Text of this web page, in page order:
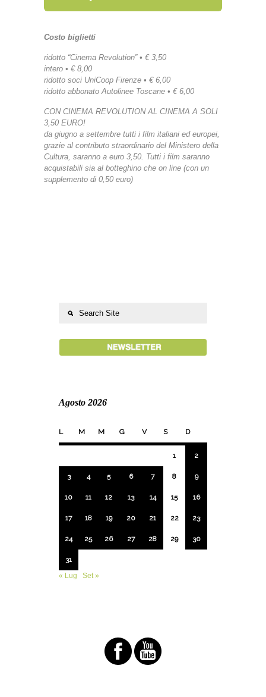
Costo biglietti
ridotto “Cinema Revolution” • € 3,50
intero • € 8,00
ridotto soci UniCoop Firenze • € 6,00
ridotto abbonato Autolinee Toscane • € 6,00
CON CINEMA REVOLUTION AL CINEMA A SOLI
3,50 EURO!
da giugno a settembre tutti i film italiani ed europei,
grazie al contributo straordinario del Ministero della
Cultura, saranno a euro 3,50. Tutti i film saranno
acquistabili sia al botteghino che on line (con un
supplemento di 0,50 euro)
Agosto 2026
L M M G V S D
1 2
3 4 5 6 7 8 9
10 11 12 13 14 15 16
17 18 19 20 21 22 23
24 25 26 27 28 29 30
31
« Lug
Set »